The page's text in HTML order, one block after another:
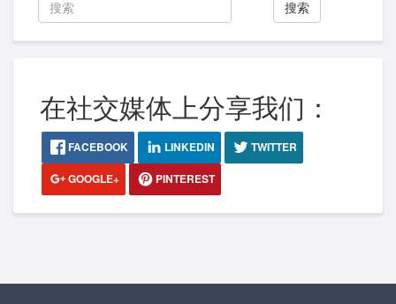
搜索
在社交媒体上分享我们：
FACEBOOK LINKEDIN
TWITTER
GOOGLE+
PINTEREST